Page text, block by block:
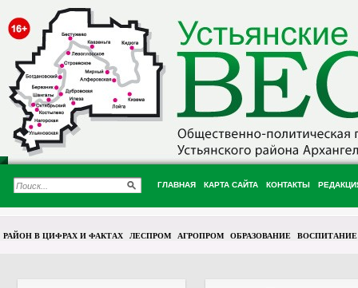
ГЛАВНАЯ КАРТА САЙТА КОНТАКТЫ
РАЙОН В ЦИФРАХ И ФАКТАХ ЛЕСПРОМ АГРОПРОМ ОБРАЗОВАНИЕ ВОСПИТАНИЕ